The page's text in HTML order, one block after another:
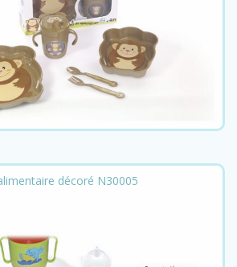
décoré N30005